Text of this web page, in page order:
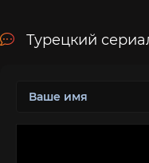
Турецкий